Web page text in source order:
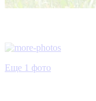
Еще 1 фото